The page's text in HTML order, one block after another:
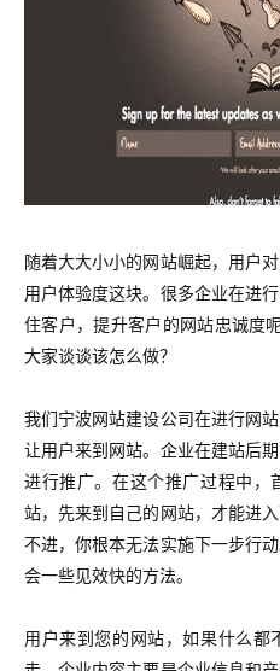
随着大大小小的网站崛起，用户
用户体验度这块。很多企业在进
住客户，提升客户的网站忠诚度
大家谈谈该怎么做？
我们宁波网站建设公司在进行网
让用户来到网站。企业在建站后
进行推广。在这个推广过程中，
站，先来到自己的网站，才能进
不进，你根本无法实施下一步行
会一些见效快的方法。
用户来到您的网站，如果什么都